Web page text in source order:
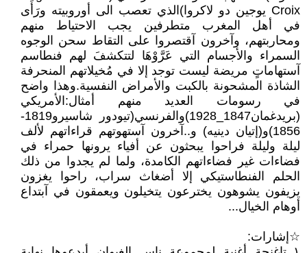
Croix يوجين دو لاكروا)الذي تعصب الى أوروبيته ورَأَى
في أهل المغرب متطرفين يجب الاحتياط منهم
ومحاربتهم، وآخرون آقتصروا على التقاط سحن الوجوه
السمراء والأجسام التي عَرَّوْهَا لتتكشفَ لهم فنطاسم
آستهاماتٍ مريضة ليست توجد إلا في مُخيلاتهم المنحرفة
الشاذة المشحونة بالكبت والأمراض النفسية.وهذا واضح
في رسومات العديد منهم أمثال:الأمريكي
(بريدغمان1847_1928)والفرنسي(تيودور شاسيرو1819-
1856)و(إتيان دينيه) و..آخرون آستهوتهم قراءاتهم لألف
ليلة وليلة فراحوا يبحثون عن أفياء يرونها حمراء في
فضاءات غير فضاءاتهم الكامدة، ولما لم يجدوا من ذلك
الحلم الفنطاستيكي إلا أضغاث سراب، راحوا يغزون
يزيفون يشوهون يخترعون يتخيلون ويعمقون في آبتداع
أوهام الخيال...
☆إشارات: